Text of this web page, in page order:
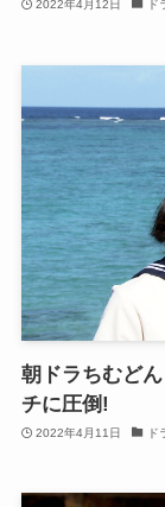
2022年4月12日 ド
朝ドラちむど
チに圧倒!
2022年4月11日 ド